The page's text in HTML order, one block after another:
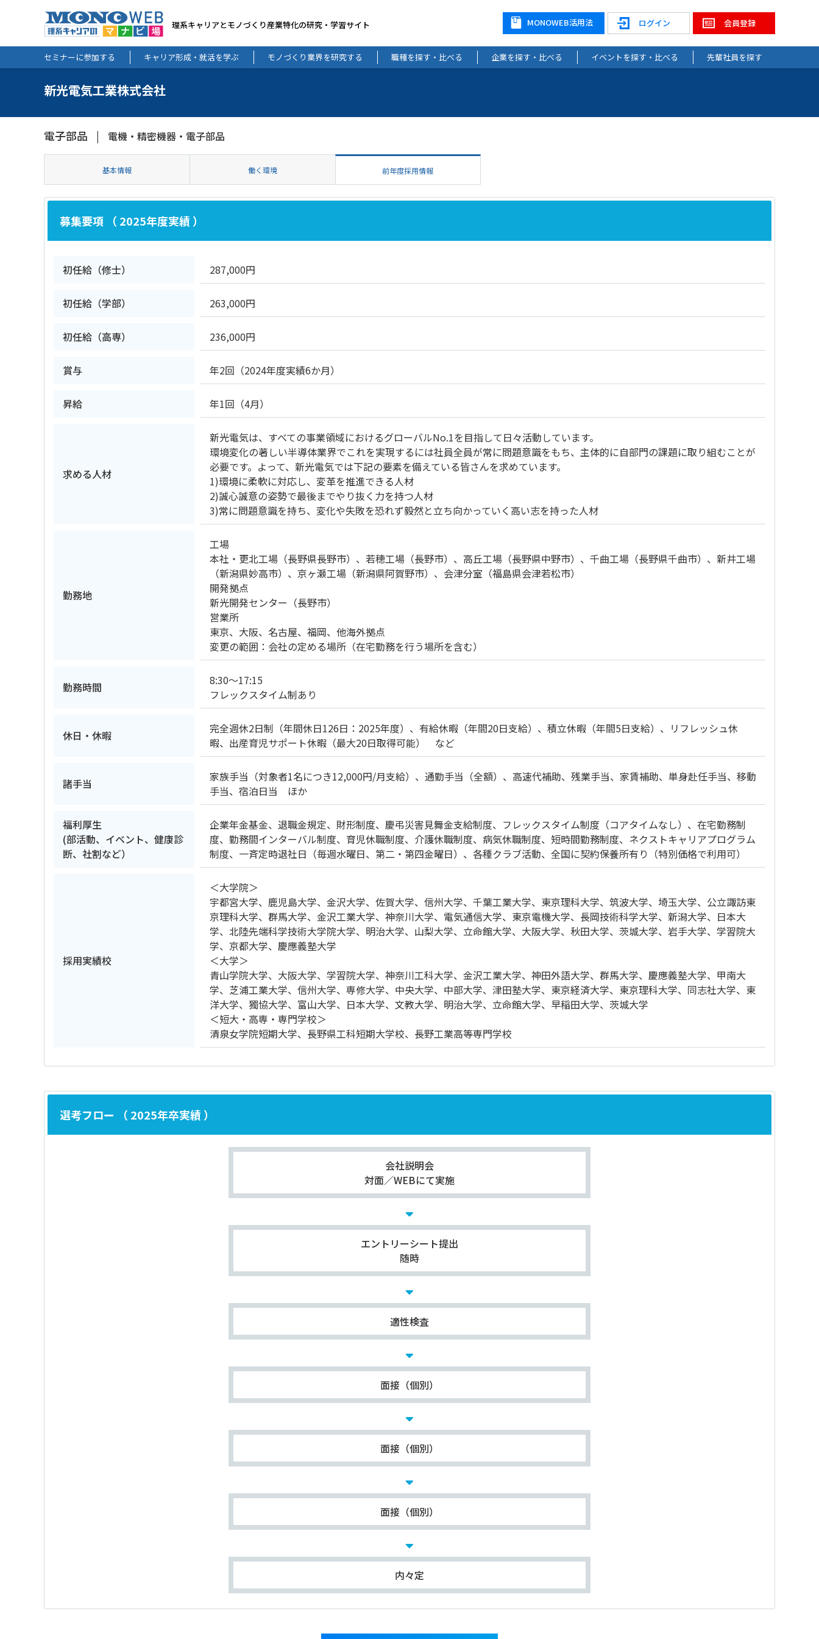
理系キャリアとモノづくり産業特化の研究・学習サイト 会員登録
ログイン
MONOWEB活用法
セミナーに参加する キャリア形成・就活を学ぶ モノづくり業界を研究する 職種を探す・比べる 企業を探す・比べる イベントを探す・比べる 先輩社員を探す
新光電気工業株式会社
電子部品 電機・精密機器・電子部品
基本情報 働く環境 前年度採用情報
募集要項 （ 2025年度実績 ）
初任給（修士） 287,000円
初任給（学部） 263,000円
初任給（高専） 236,000円
賞与 年2回（2024年度実績6か月）
昇給 年1回（4月）
求める人材
新光電気は、すべての事業領域におけるグローバルNo.1を目指して日々活動しています。
環境変化の著しい半導体業界でこれを実現するには社員全員が常に問題意識をもち、主体的に自部門の課題に取り組むことが
必要です。よって、新光電気では下記の要素を備えている皆さんを求めています。
1)環境に柔軟に対応し、変革を推進できる人材
2)誠心誠意の姿勢で最後までやり抜く力を持つ人材
3)常に問題意識を持ち、変化や失敗を恐れず毅然と立ち向かっていく高い志を持った人材
勤務地
工場
本社・更北工場（長野県長野市）、若穂工場（長野市）、高丘工場（長野県中野市）、千曲工場（長野県千曲市）、新井工場
（新潟県妙高市）、京ヶ瀬工場（新潟県阿賀野市）、会津分室（福島県会津若松市）
開発拠点
新光開発センター（長野市）
営業所
東京、大阪、名古屋、福岡、他海外拠点
変更の範囲：会社の定める場所（在宅勤務を行う場所を含む）
勤務時間
8:30～17:15
フレックスタイム制あり
休日・休暇
完全週休2日制（年間休日126日：2025年度）、有給休暇（年間20日支給）、積立休暇（年間5日支給）、リフレッシュ休
暇、出産育児サポート休暇（最大20日取得可能） など
諸手当
家族手当（対象者1名につき12,000円/月支給）、通勤手当（全額）、高速代補助、残業手当、家賃補助、単身赴任手当、移動
手当、宿泊日当 ほか
福利厚生
(部活動、イベント、健康診
断、社割など）
企業年金基金、退職金規定、財形制度、慶弔災害見舞金支給制度、フレックスタイム制度（コアタイムなし）、在宅勤務制
度、勤務間インターバル制度、育児休職制度、介護休職制度、病気休職制度、短時間勤務制度、ネクストキャリアプログラム
制度、一斉定時退社日（毎週水曜日、第二・第四金曜日）、各種クラブ活動、全国に契約保養所有り（特別価格で利用可）
採用実績校
＜大学院＞
宇都宮大学、鹿児島大学、金沢大学、佐賀大学、信州大学、千葉工業大学、東京理科大学、筑波大学、埼玉大学、公立諏訪東
京理科大学、群馬大学、金沢工業大学、神奈川大学、電気通信大学、東京電機大学、長岡技術科学大学、新潟大学、日本大
学、北陸先端科学技術大学院大学、明治大学、山梨大学、立命館大学、大阪大学、秋田大学、茨城大学、岩手大学、学習院大
学、京都大学、慶應義塾大学
＜大学＞
青山学院大学、大阪大学、学習院大学、神奈川工科大学、金沢工業大学、神田外語大学、群馬大学、慶應義塾大学、甲南大
学、芝浦工業大学、信州大学、専修大学、中央大学、中部大学、津田塾大学、東京経済大学、東京理科大学、同志社大学、東
洋大学、獨協大学、富山大学、日本大学、文教大学、明治大学、立命館大学、早稲田大学、茨城大学
＜短大・高専・専門学校＞
清泉女学院短期大学、長野県工科短期大学校、長野工業高等専門学校
選考フロー （ 2025年卒実績 ）
会社説明会
対面／WEBにて実施
エントリーシート提出
随時
適性検査
面接（個別）
面接（個別）
面接（個別）
内々定